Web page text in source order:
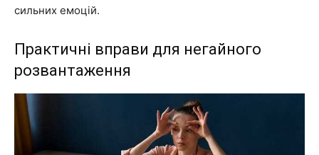
сильних емоцій.
Практичні вправи для негайного
розвантаження